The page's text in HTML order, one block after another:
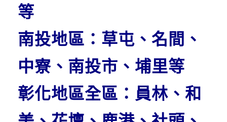
等
南投地區：草屯、名間、
中寮、南投市、埔里等
彰化地區全區：員林、和